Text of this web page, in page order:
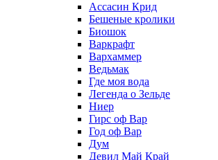
Ассасин Крид
Бешеные кролики
Биошок
Варкрафт
Вархаммер
Ведьмак
Где моя вода
Легенда о Зельде
Ниер
Гирс оф Вар
Год оф Вар
Дум
Девил Май Край